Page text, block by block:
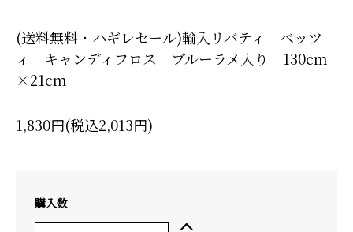
(送料無料・ハギレセール)輸入リバティ ベッツ
ィ キャンディフロス ブルーラメ入り 130cm
×21cm
1,830円(税込2,013円)
購入数